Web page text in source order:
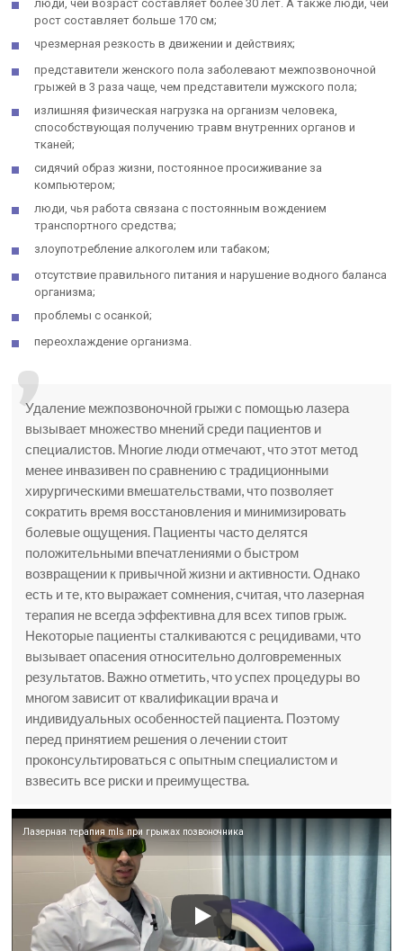
люди, чей возраст составляет более 30 лет. А также люди, чей
рост составляет больше 170 см;
чрезмерная резкость в движении и действиях;
представители женского пола заболевают межпозвоночной
грыжей в 3 раза чаще, чем представители мужского пола;
излишняя физическая нагрузка на организм человека,
способствующая получению травм внутренних органов и
тканей;
сидячий образ жизни, постоянное просиживание за
компьютером;
люди, чья работа связана с постоянным вождением
транспортного средства;
злоупотребление алкоголем или табаком;
отсутствие правильного питания и нарушение водного баланса
организма;
проблемы с осанкой;
переохлаждение организма.
Удаление межпозвоночной грыжи с помощью лазера
вызывает множество мнений среди пациентов и
специалистов. Многие люди отмечают, что этот метод
менее инвазивен по сравнению с традиционными
хирургическими вмешательствами, что позволяет
сократить время восстановления и минимизировать
болевые ощущения. Пациенты часто делятся
положительными впечатлениями о быстром
возвращении к привычной жизни и активности. Однако
есть и те, кто выражает сомнения, считая, что лазерная
терапия не всегда эффективна для всех типов грыж.
Некоторые пациенты сталкиваются с рецидивами, что
вызывает опасения относительно долговременных
результатов. Важно отметить, что успех процедуры во
многом зависит от квалификации врача и
индивидуальных особенностей пациента. Поэтому
перед принятием решения о лечении стоит
проконсультироваться с опытным специалистом и
взвесить все риски и преимущества.
Лазерная терапия mls при грыжах позвоночника